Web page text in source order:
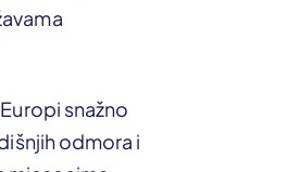
snažno
odmora i